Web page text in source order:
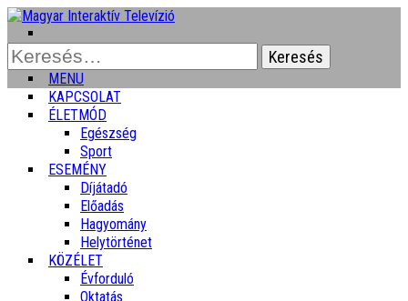
Keresés:
MENU
KAPCSOLAT
ÉLETMÓD
Egészség
Sport
ESEMÉNY
Díjátadó
Előadás
Hagyomány
Helytörténet
KÖZÉLET
Évforduló
Oktatás